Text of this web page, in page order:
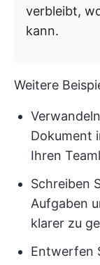
verbleibt,
kann.
Weitere
Dokument
Ihren
Schreiben
Aufgaben
klarer zu
Entwerfen